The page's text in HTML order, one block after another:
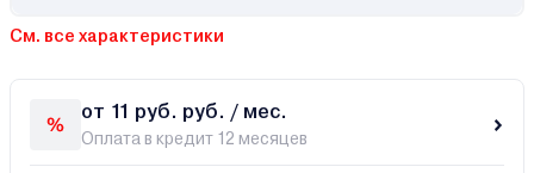
См. все характеристики
от 11 руб. руб. / мес.
Оплата в кредит 12 месяцев